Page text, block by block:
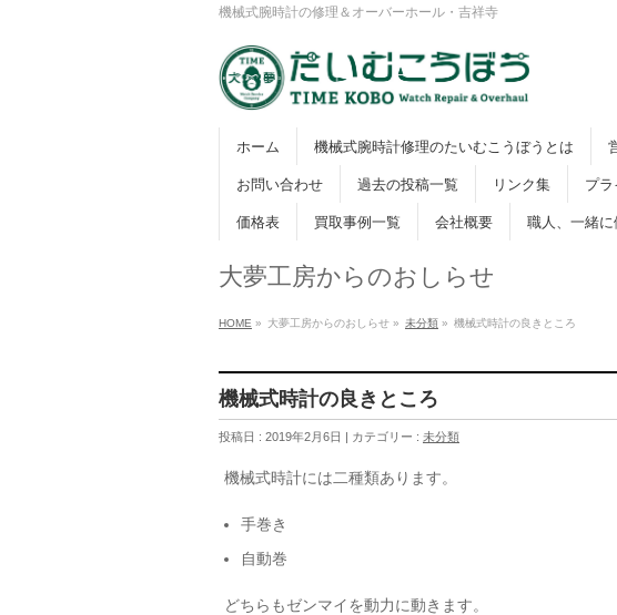
機械式腕時計の修理＆オーバーホール・吉祥寺
ホーム 機械式腕時計修理のたいむこうぼうとは
お問い合わせ 過去の投稿一覧 リンク集 プ
価格表 買取事例一覧 会社概要 職人、一緒
大夢工房からのおしらせ
HOME » 大夢工房からのおしらせ » 未分類 » 機械式時計の良きところ
機械式時計の良きところ
投稿日 : 2019年2月6日 | カテゴリー : 未分類
機械式時計には二種類あります。
手巻き
自動巻
どちらもゼンマイを動力に動きます。